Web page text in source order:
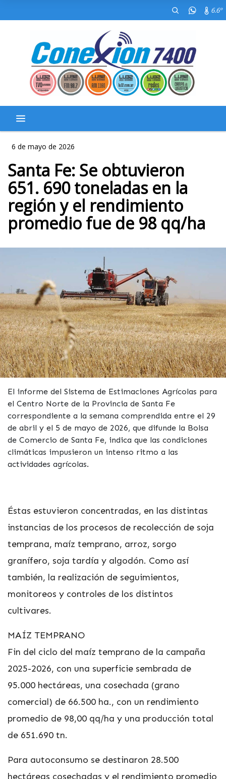
6.6º
6 de mayo de 2026
Santa Fe: Se obtuvieron
651. 690 toneladas en la
región y el rendimiento
promedio fue de 98 qq/ha
El informe del Sistema de Estimaciones Agrícolas para
el Centro Norte de la Provincia de Santa Fe
correspondiente a la semana comprendida entre el 29
de abril y el 5 de mayo de 2026, que difunde la Bolsa
de Comercio de Santa Fe, indica que las condiciones
climáticas impusieron un intenso ritmo a las
actividades agrícolas.
Éstas estuvieron concentradas, en las distintas
instancias de los procesos de recolección de soja
temprana, maíz temprano, arroz, sorgo
granífero, soja tardía y algodón. Como así
también, la realización de seguimientos,
monitoreos y controles de los distintos
cultivares.
MAÍZ TEMPRANO
Fin del ciclo del maíz temprano de la campaña
2025-2026, con una superficie sembrada de
95.000 hectáreas, una cosechada (grano
comercial) de 66.500 ha., con un rendimiento
promedio de 98,00 qq/ha y una producción total
de 651.690 tn.
Para autoconsumo se destinaron 28.500
hectáreas cosechadas y el rendimiento promedio